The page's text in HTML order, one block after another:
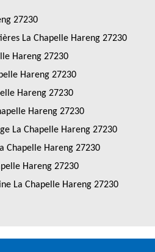
27230
La Chapelle Hareng 27230
Hareng 27230
Hareng 27230
Hareng 27230
Hareng 27230
La Chapelle Hareng 27230
Chapelle Hareng 27230
Hareng 27230
La Chapelle Hareng 27230